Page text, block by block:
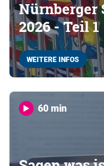
Nürnberger
2026 - Teil 1
WEITERE INFOS
60 min